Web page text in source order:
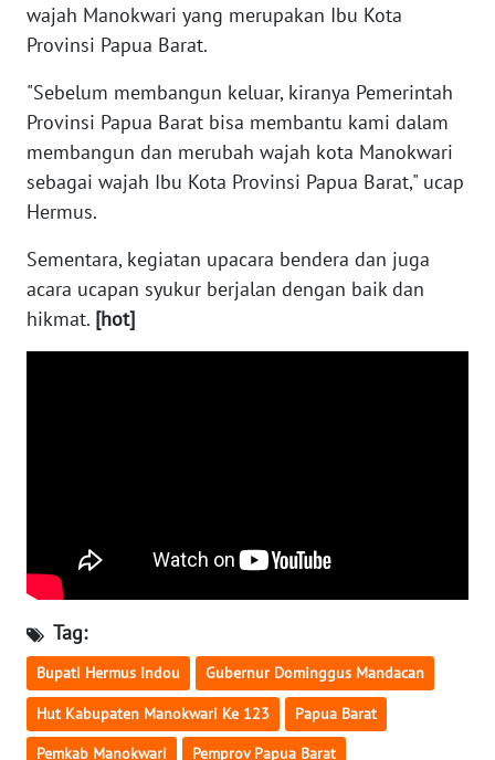
wajah Manokwari yang merupakan Ibu Kota
Provinsi Papua Barat.
"Sebelum membangun keluar, kiranya Pemerintah
Provinsi Papua Barat bisa membantu kami dalam
membangun dan merubah wajah kota Manokwari
sebagai wajah Ibu Kota Provinsi Papua Barat," ucap
Hermus.
Sementara, kegiatan upacara bendera dan juga
acara ucapan syukur berjalan dengan baik dan
hikmat. [hot]
Tag:
Bupati Hermus Indou Gubernur Dominggus Mandacan
Hut Kabupaten Manokwari Ke 123 Papua Barat
Pemkab Manokwari Pemprov Papua Barat
SULTRA
NTB
WN
SULTENG
SULBAR
WN
WN
BENGKULU
WN
LAMPUNG
WN
JATENG